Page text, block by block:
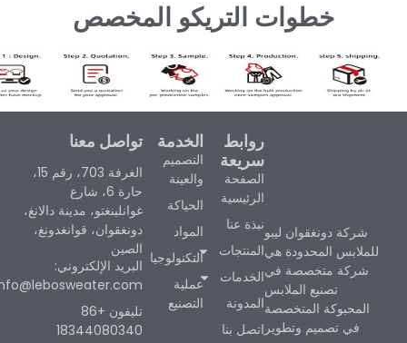
خطوات التريكو المخصص
شركة دونغقوان ليبو
للملابس المحدودة هي
شركة متخصصة في
تصنيع الملابس
المحبوكة المتخصصة
في تصميم وتطوير
الخدمة
التصميم
والعينة
الحياكة
المواد
التكنولوجيا
عملية
التصنيع
روابط
سريعة
الصفحة
الرئيسية
نبذة عنا
المنتجات
الخدمات
المدونة
اتصل بنا
تواصل معنا
الغرفة 703، رقم 15،
حارة 6، شارع
غوانلينغتو، مدينة دالانغ،
دونغقوان، قوانغدونغ،
الصين
البريد الإلكتروني:
تليفون +86
18344080340